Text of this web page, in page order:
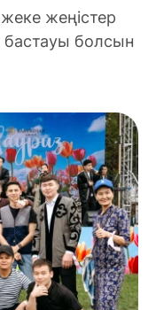
жеңістер
болсын